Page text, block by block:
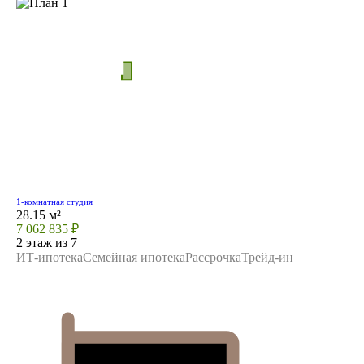
1-комнатная студия
28.15 м²
7 062 835 ₽
2 этаж из 7
ИТ-ипотекаСемейная ипотекаРассрочкаТрейд-ин